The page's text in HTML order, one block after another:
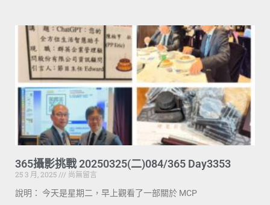
365攝影挑戰 20250325(二)084/365 Day3353
25 3 月, 2025
尚無留言
說明： 今天是星期二，早上觀看了一部關於 MCP